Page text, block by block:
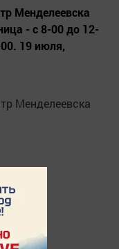
Менделеевска
- с 8-00 до 12-
19 июля,
Менделеевска